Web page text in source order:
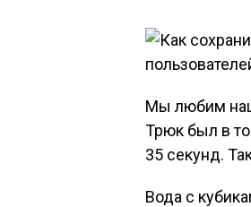
Мы любим
Трюк был в
35 секунд.
Вода с